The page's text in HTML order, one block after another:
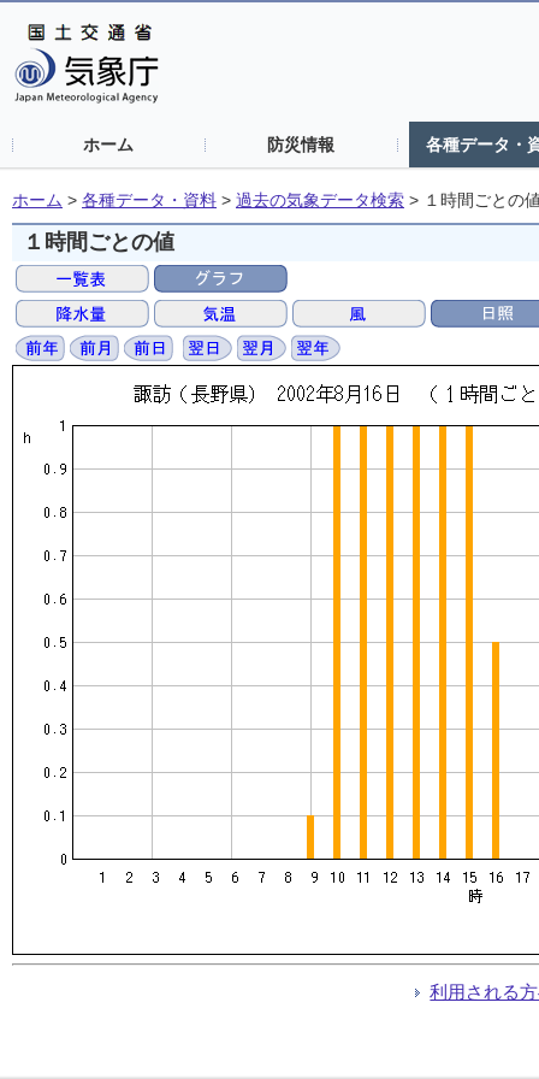
ホーム 防災情報 各種データ・
ホーム > 各種データ・資料 > 過去の気象データ検索 > １時間ごとの
１時間ごとの値
利用される